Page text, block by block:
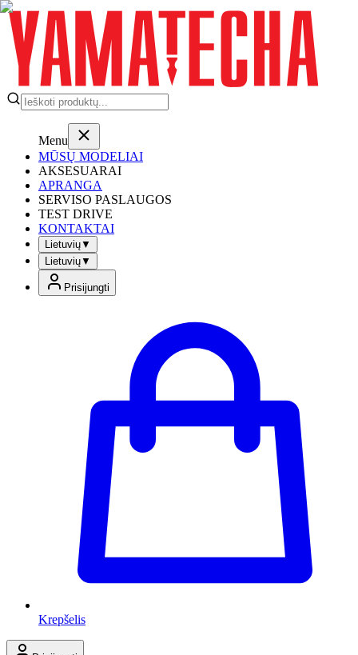
Menu
MŪSŲ MODELIAI
AKSESUARAI
APRANGA
SERVISO PASLAUGOS
TEST DRIVE
KONTAKTAI
Lietuvių▼
Lietuvių▼
Prisijungti
Krepšelis